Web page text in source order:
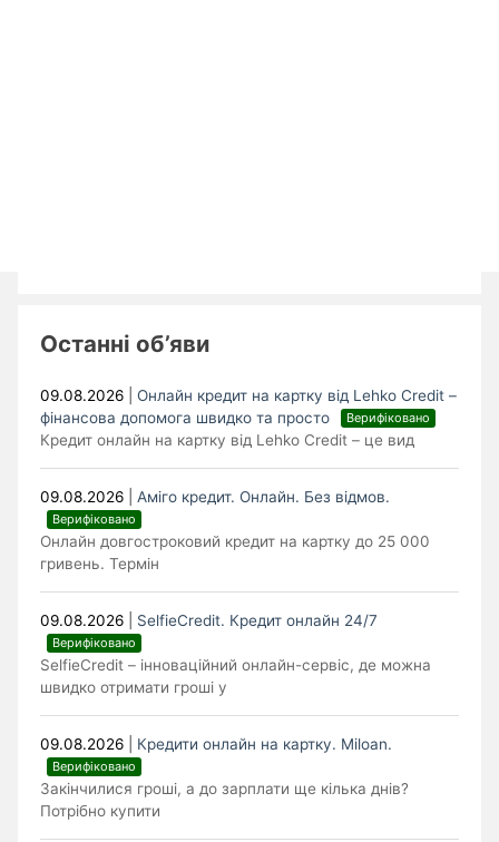
Останні об’яви
09.08.2026 |Онлайн кредит на картку від Lehko Сredit –
фінансова допомога швидко та просто
Верифіковано
Кредит онлайн на картку від Lehko Credit – це вид
09.08.2026 Аміго кредит. Онлайн. Без відмов.
Верифіковано
Онлайн довгостроковий кредит на картку до 25 000
гривень. Термін
09.08.2026 SelfieCredit. Кредит онлайн 24/7
Верифіковано
SelfieCredit – інноваційний онлайн-сервіс, де можна
швидко отримати гроші у
09.08.2026 Кредити онлайн на картку. Miloan.
Верифіковано
Закінчилися гроші, а до зарплати ще кілька днів?
Потрібно купити